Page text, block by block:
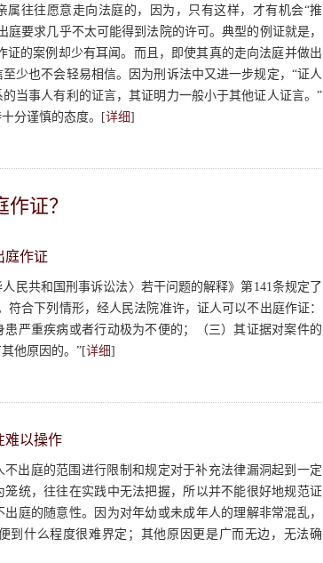
属往往愿意走向法庭的，因为，只有这样，才有机会“推
庭要求几乎不太可能得到法院的许可。典型的例证就是，
证的案例却少有耳闻。而且，即使其真的走向法庭并做出
少也不会轻易相信。因为刑诉法中又进一步规定，“证人
当事人有利的证言，其证明力一般小于其他证人证言。”
分谨慎的态度。[详细]
证？
庭作证
民共和国刑事诉讼法〉若干问题的解释》第141条规定了
符合下列情形，经人民法院准许，证人可以不出庭作证：
患严重疾病或者行动极为不便的；（三）其证据对案件的
他原因的。”[详细]
难以操作
出庭的范围进行限制和规定对于补充法律漏洞起到一定
统，往往在实践中无法把握，所以并不能很好地规范证
庭的随意性。因为对年幼或未成年人的理解非常混乱，
到什么程度很难界定；其他原因更是广而无边，无法确